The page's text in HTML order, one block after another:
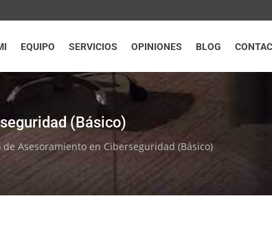
EQUIPO SERVICIOS OPINIONES BLOG
(Básico)
de Asesoramiento en Ciberseguridad (Básico)